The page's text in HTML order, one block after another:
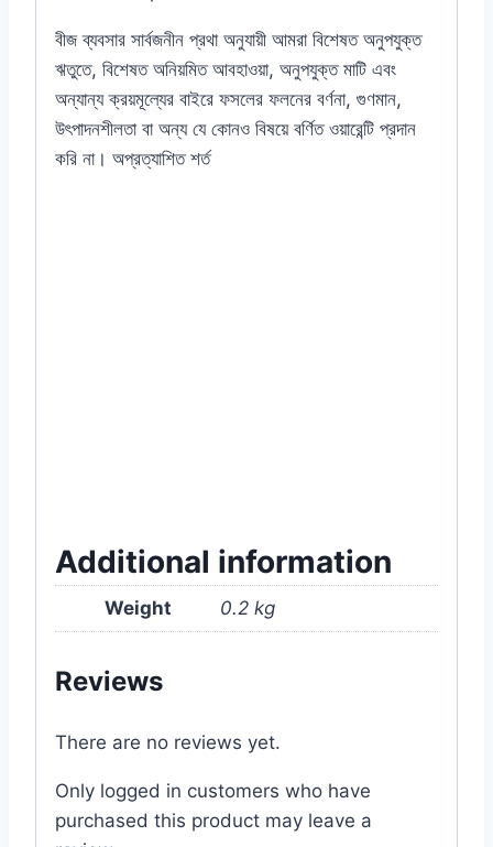
বীজ ব্যবসার সার্বজনীন প্রথা অনুযায়ী আমরা বিশেষত অনুপযুক্ত
ঋতুতে, বিশেষত অনিয়মিত আবহাওয়া, অনুপযুক্ত মাটি এবং
অন্যান্য ক্রয়মূল্যের বাইরে ফসলের ফলনের বর্ণনা, গুণমান,
উৎপাদনশীলতা বা অন্য যে কোনও বিষয়ে বর্ণিত ওয়ারেন্টি প্রদান
করি না। অপ্রত্যাশিত শর্ত
Additional information
Weight 0.2 kg
Reviews
There are no reviews yet.
Only logged in customers who have
purchased this product may leave a